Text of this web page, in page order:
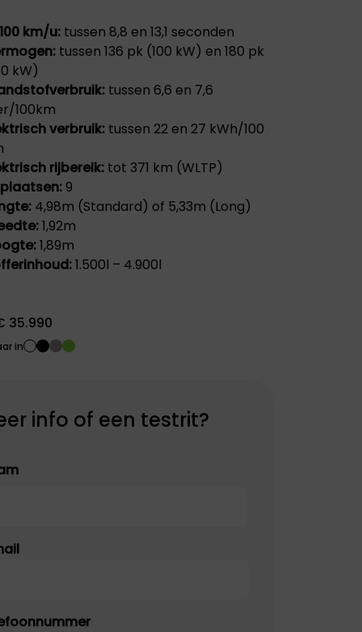
staat
om zijn
auto's,
en
op
en
km/u: tussen 8,8 en 13,1 seconden
tussen 136 pk (100 kW) en 180 pk
kW)
tussen 6,6 en 7,6
100km
verbruik: tussen 22 en 27 kWh/100
rijbereik: tot 371 km (WLTP)
9
4,98m (Standard) of 5,33m (Long)
1,92m
1,89m
1.500l – 4.900l
35.990
in
info of een testrit?